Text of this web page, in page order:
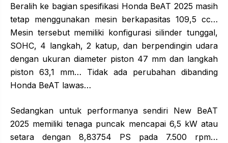
Beralih ke bagian spesifikasi Honda BeAT 2025 masih
tetap menggunakan mesin berkapasitas 109,5 cc…
Mesin tersebut memiliki konfigurasi silinder tunggal,
SOHC, 4 langkah, 2 katup, dan berpendingin udara
dengan ukuran diameter piston 47 mm dan langkah
piston 63,1 mm… Tidak ada perubahan dibanding
Honda BeAT lawas…
Sedangkan untuk performanya sendiri New BeAT
2025 memiliki tenaga puncak mencapai 6,5 kW atau
setara dengan 8,83754 PS pada 7.500 rpm…